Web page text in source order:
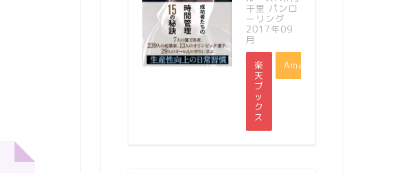
千里 パンロ
ーリング
2017年09
月
楽
天
ブ
ッ
ク
ス
Amazon